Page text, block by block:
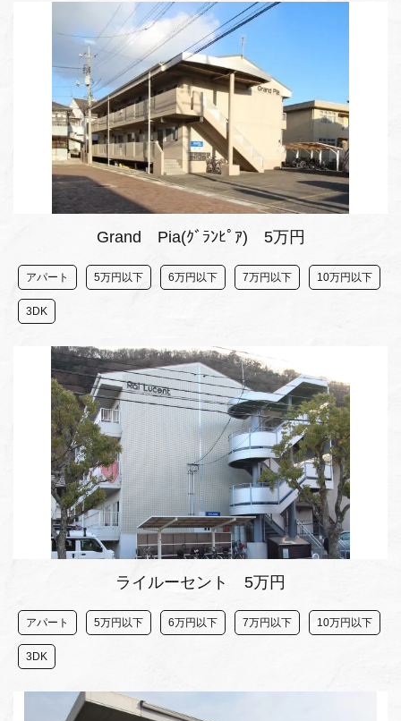
Grand Pia(ｸﾞﾗﾝﾋﾟｱ) 5万円
アパート 5万円以下 6万円以下 7万円以下 10万円以下
3DK
ライルーセント 5万円
アパート 5万円以下 6万円以下 7万円以下 10万円以下
3DK